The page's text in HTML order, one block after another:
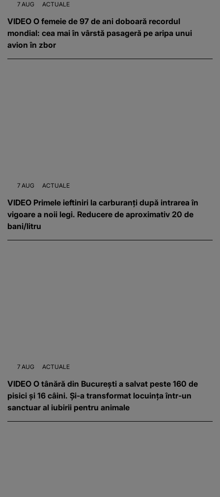
7 AUG ACTUALE
VIDEO O femeie de 97 de ani doboară recordul
mondial: cea mai în vârstă pasageră pe aripa unui
avion în zbor
7 AUG ACTUALE
VIDEO Primele ieftiniri la carburanți după intrarea în
vigoare a noii legi. Reducere de aproximativ 20 de
bani/litru
7 AUG ACTUALE
VIDEO O tânără din București a salvat peste 160 de
pisici și 16 câini. Și-a transformat locuința într-un
sanctuar al iubirii pentru animale